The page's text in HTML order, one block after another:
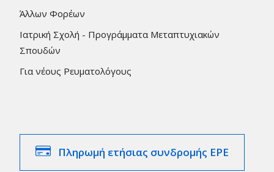
Άλλων Φορέων
Ιατρική Σχολή - Προγράμματα Μεταπτυχιακών
Σπουδών
Για νέους Ρευματολόγους
Πληρωμή ετήσιας συνδρομής ΕΡΕ